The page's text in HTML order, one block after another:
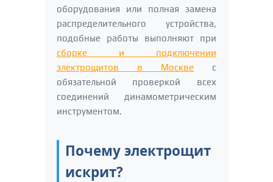
оборудования или полная замена
распределительного устройства,
подобные работы выполняют при
сборке и подключении
электрощитов в Москве с
обязательной проверкой всех
соединений динамометрическим
инструментом.
Почему электрощит
искрит?